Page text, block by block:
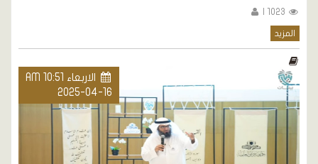
المزيد
الاربعاء AM 10:51
2025-04-16